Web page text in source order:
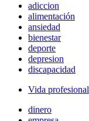
adiccion
alimentación
ansiedad
bienestar
deporte
depresion
discapacidad
Vida profesional
dinero